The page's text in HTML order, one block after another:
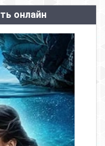
онлайн